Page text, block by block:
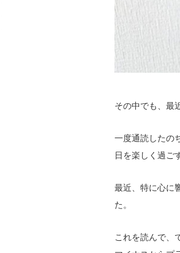
その中でも、最
一度通読したの
日を楽しく過ご
最近、特に心に
た。
これを読んで、